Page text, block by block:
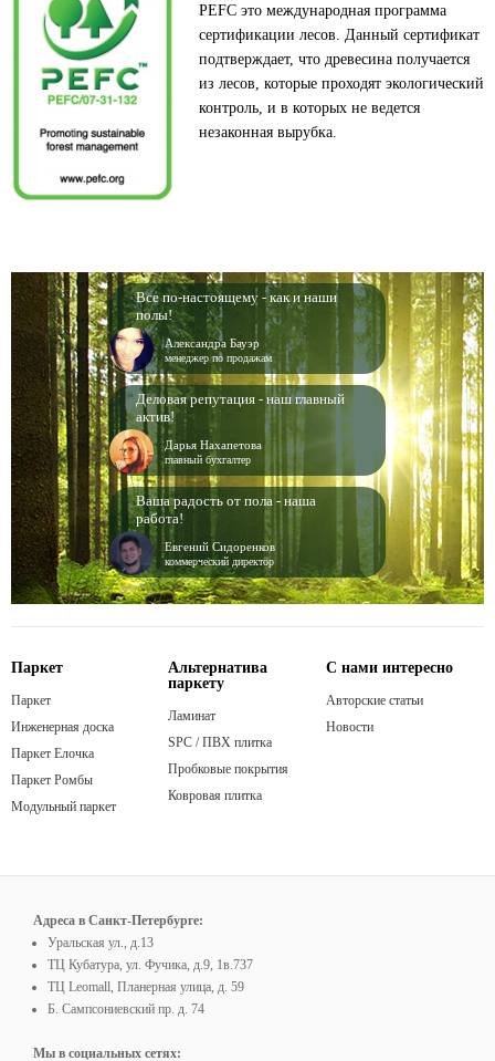
PEFC это международная программа
сертификации лесов. Данный сертификат
подтверждает, что древесина получается
из лесов, которые проходят экологический
контроль, и в которых не ведется
незаконная вырубка.
Все по-настоящему - как и наши
полы!
Александра Бауэр
менеджер по продажам
Деловая репутация - наш главный
актив!
Дарья Нахапетова
главный бухгалтер
Ваша радость от пола - наша
работа!
Евгений Сидоренков
коммерческий директор
Паркет
Паркет
Инженерная доска
Паркет Елочка
Паркет Ромбы
Модульный паркет
Альтернатива
паркету
Ламинат
SPC / ПВХ плитка
Пробковые покрытия
Ковровая плитка
С нами интересно
Авторские статьи
Новости
Адреса в Санкт-Петербурге:
Уральская ул., д.13
ТЦ Кубатура, ул. Фучика, д.9, 1в.737
ТЦ Leomall, Планерная улица, д. 59
Б. Сампсониевский пр. д. 74
Мы в социальных сетях: